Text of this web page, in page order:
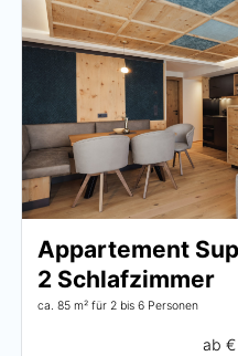
Appartement
2 Schlafzimmer
ca. 85 m² für 2 bis 6 Personen
ab